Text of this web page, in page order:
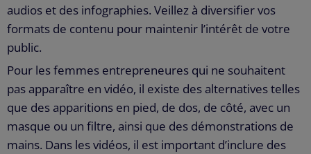
audios et des infographies. Veillez à diversifier vos
formats de contenu pour maintenir l’intérêt de votre
public.
Pour les femmes entrepreneures qui ne souhaitent
pas apparaître en vidéo, il existe des alternatives telles
que des apparitions en pied, de dos, de côté, avec un
masque ou un filtre, ainsi que des démonstrations de
mains. Dans les vidéos, il est important d’inclure des